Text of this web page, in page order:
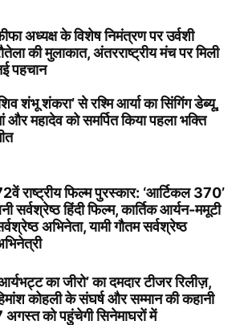
अध्यक्ष के विशेष निमंत्रण पर उर्वशी
की मुलाकात, अंतरराष्ट्रीय मंच पर मिली
पहचान
शंभू शंकरा’ से रश्मि आर्या का सिंगिंग डेब्यू,
और महादेव को समर्पित किया पहला भक्ति
राष्ट्रीय फिल्म पुरस्कार: ‘आर्टिकल 370’
सर्वश्रेष्ठ हिंदी फिल्म, कार्तिक आर्यन-ममूटी
अभिनेता, यामी गौतम सर्वश्रेष्ठ
का जीरो’ का दमदार टीजर रिलीज़,
कोहली के संघर्ष और सम्मान की कहानी
अगस्त को पहुंचेगी सिनेमाघरों में